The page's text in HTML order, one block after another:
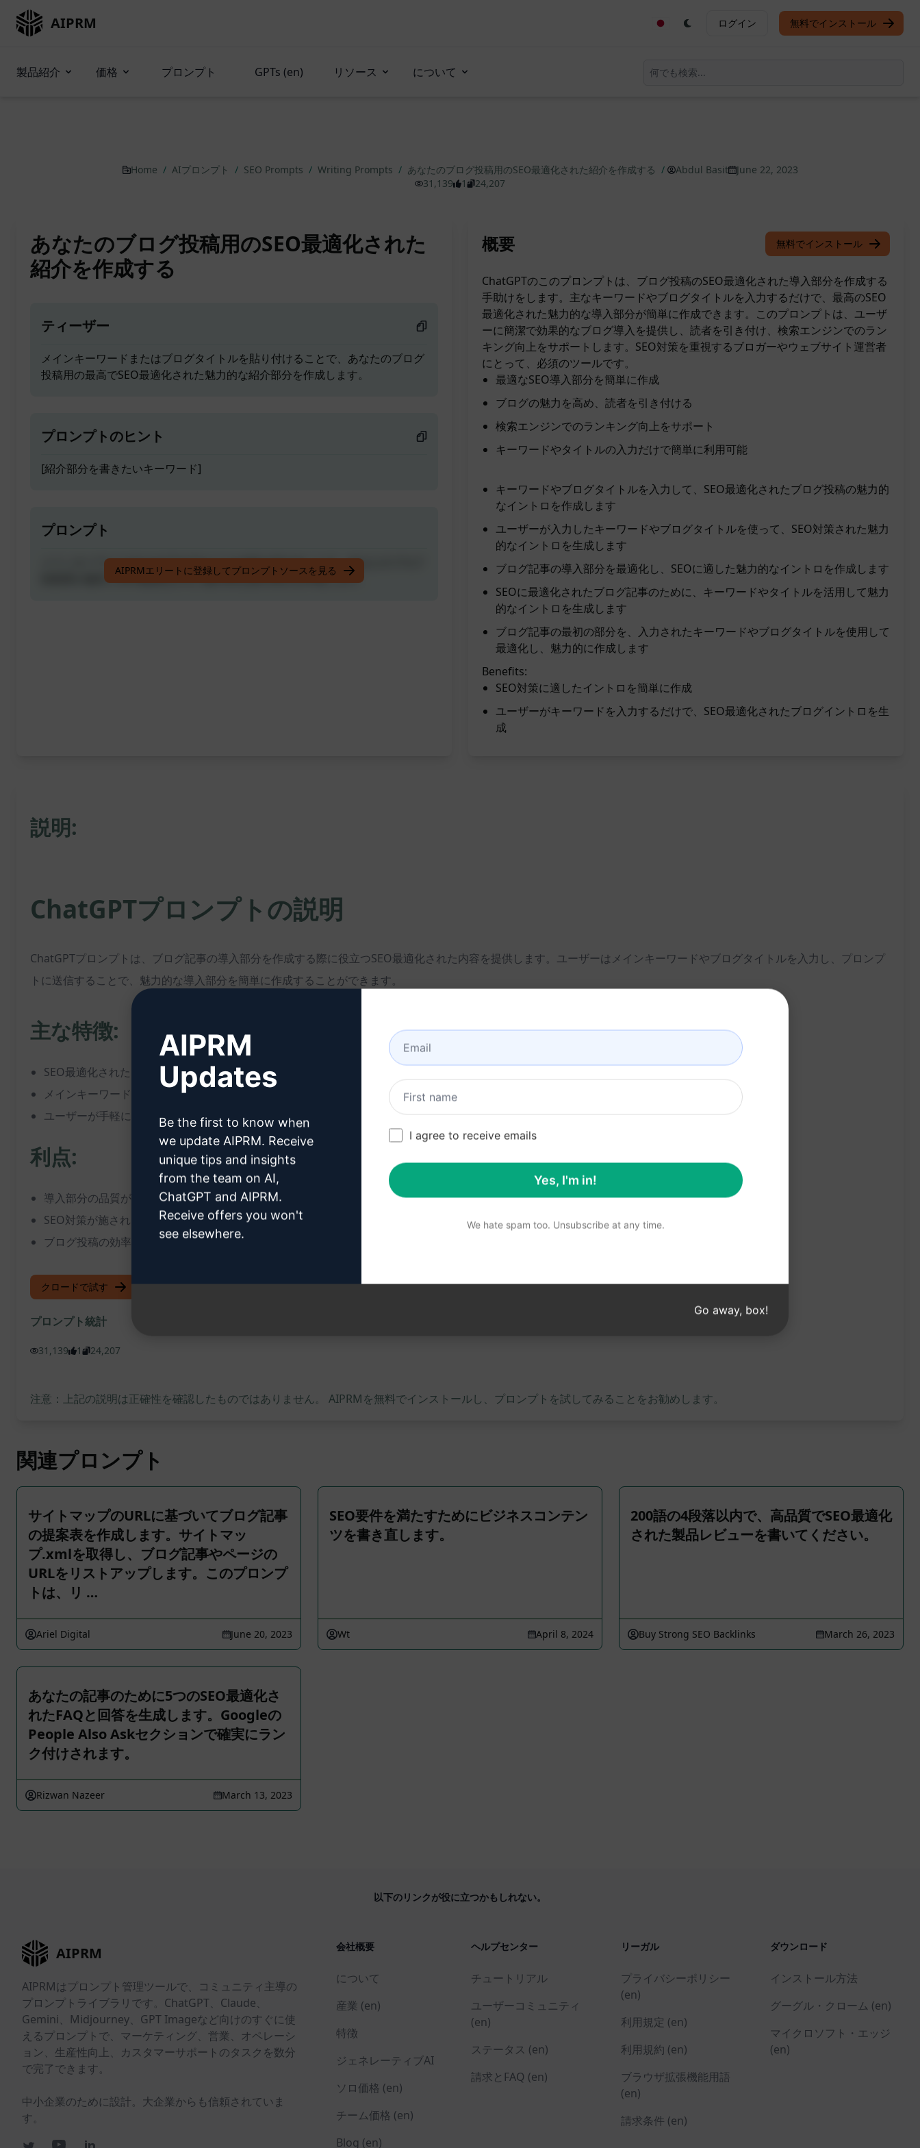
AIPRM ログイン 無料でインストール
製品紹介 価格 プロンプト GPTs (en) リソース について
Home / AIプロンプト / SEO Prompts / Writing Prompts / あなたのブログ投稿用のSEO最適化された紹介を作成する / Abdul Basit
June 22, 2023
31,139
1 24,207
あなたのブログ投稿用のSEO最適化された
紹介を作成する
ティーザー
メインキーワードまたはブログタイトルを貼り付けることで、あなたのブログ
投稿用の最高でSEO最適化された魅力的な紹介部分を作成します。
プロンプトのヒント
[紹介部分を書きたいキーワード]
プロンプト
メインキーワードまたはブログタイトルを貼り付けることで、あなたのブログ
投稿用の最高でSEO最適化された魅力的な紹介部分を作成します。
AIPRMエリートに登録してプロンプトソースを見る
概要 無料でインストール
ChatGPTのこのプロンプトは、ブログ投稿のSEO最適化された導入部分を作成する
手助けをします。主なキーワードやブログタイトルを入力するだけで、最高のSEO
最適化された魅力的な導入部分が簡単に作成できます。このプロンプトは、ユーザ
ーに簡潔で効果的なブログ導入を提供し、読者を引き付け、検索エンジンでのラン
キング向上をサポートします。SEO対策を重視するブロガーやウェブサイト運営者
にとって、必須のツールです。
最適なSEO導入部分を簡単に作成
ブログの魅力を高め、読者を引き付ける
検索エンジンでのランキング向上をサポート
キーワードやタイトルの入力だけで簡単に利用可能
キーワードやブログタイトルを入力して、SEO最適化されたブログ投稿の魅力的
なイントロを作成します
ユーザーが入力したキーワードやブログタイトルを使って、SEO対策された魅力
的なイントロを生成します
ブログ記事の導入部分を最適化し、SEOに適した魅力的なイントロを作成します
SEOに最適化されたブログ記事のために、キーワードやタイトルを活用して魅力
的なイントロを生成します
ブログ記事の最初の部分を、入力されたキーワードやブログタイトルを使用して
最適化し、魅力的に作成します
Benefits:
SEO対策に適したイントロを簡単に作成
ユーザーがキーワードを入力するだけで、SEO最適化されたブログイントロを生
成
説明:
ChatGPTプロンプトの説明
ChatGPTプロンプトは、ブログ記事の導入部分を作成する際に役立つSEO最適化された内容を提供します。ユーザーはメインキーワードやブログタイトルを入力し、プロンプ
トに送信することで、魅力的な導入部分を簡単に作成することができます。
主な特徴:
SEO最適化されたブログ記事の導入部分を生成
メインキーワードやブログタイトルを活用して、読者を引き付ける魅力的な内容を作成
ユーザーが手軽にプロンプトを利用し、時間を節約しながらブログ記事の品質を向上
利点:
導入部分の品質が向上し、読者の興味を引くことができる
SEO対策が施されたコンテンツを素早く生成可能
ブログ投稿の効率が向上し、クオリティの高いコンテンツ作成が可能
クロードで試す ChatGPTで試す
プロンプト統計
31,139 1 24,207
注意：上記の説明は正確性を確認したものではありません。 AIPRMを無料でインストールし、プロンプトを試してみることをお勧めします。
関連プロンプト
サイトマップのURLに基づいてブログ記事
の提案表を作成します。サイトマッ
プ.xmlを取得し、ブログ記事やページの
URLをリストアップします。このプロンプ
トは、リ …
Ariel Digital June 20, 2023
SEO要件を満たすためにビジネスコンテン
ツを書き直します。
Wt April 8, 2024
200語の4段落以内で、高品質でSEO最適化
された製品レビューを書いてください。
Buy Strong SEO Backlinks March 26, 2023
あなたの記事のために5つのSEO最適化さ
れたFAQと回答を生成します。Googleの
People Also Askセクションで確実にラン
ク付けされます。
Rizwan Nazeer March 13, 2023
以下のリンクが役に立つかもしれない。
AIPRM
AIPRMはプロンプト管理ツールで、コミュニティ主導の
プロンプトライブラリです。ChatGPT、Claude、
Gemini、Midjourney、GPT Imageなど向けのすぐに使
えるプロンプトで、マーケティング、営業、オペレーシ
ョン、生産性向上、カスタマーサポートのタスクを数分
で完了できます。
中小企業のために設計。大企業からも信頼されていま
す。
会社概要
について
産業 (en)
特徴
ジェネレーティブAI
ソロ価格 (en)
チーム価格 (en)
Blog (en)
ヘルプセンター
チュートリアル
ユーザーコミュニティ
(en)
ステータス (en)
請求とFAQ (en)
リーガル
プライバシーポリシー
(en)
利用規定 (en)
利用規約 (en)
ブラウザ拡張機能用語
(en)
請求条件 (en)
ダウンロード
インストール方法
グーグル・クローム (en)
マイクロソフト・エッジ
(en)
AIPRM
Updates
Be the first to know when
we update AIPRM. Receive
unique tips and insights
from the team on AI,
ChatGPT and AIPRM.
Receive offers you won't
see elsewhere.
I agree to receive emails
Yes, I'm in!
We hate spam too. Unsubscribe at any time.
Go away, box!